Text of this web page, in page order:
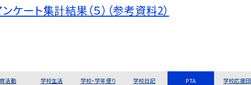
ケート集計結果（５）（参考資料2）
活動 学校生活 学校・学年便り 学校日記 PTA 学校応援団